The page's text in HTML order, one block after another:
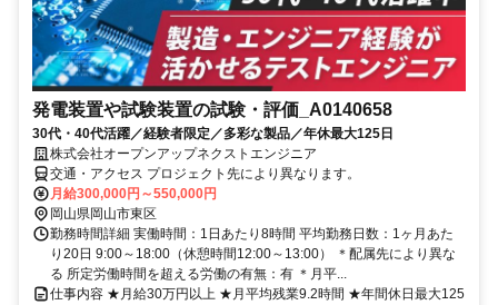
発電装置や試験装置の試験・評価_A0140658
30代・40代活躍／経験者限定／多彩な製品／年休最大125日
株式会社オープンアップネクストエンジニア
交通・アクセス プロジェクト先により異なります。
月給300,000円～550,000円
岡山県岡山市東区
勤務時間詳細 実働時間：1日あたり8時間 平均勤務日数：1ヶ月あた
り20日 9:00～18:00（休憩時間12:00～13:00） ＊配属先により異な
る 所定労働時間を超える労働の有無：有 ＊月平...
仕事内容 ★月給30万円以上 ★月平均残業9.2時間 ★年間休日最大125